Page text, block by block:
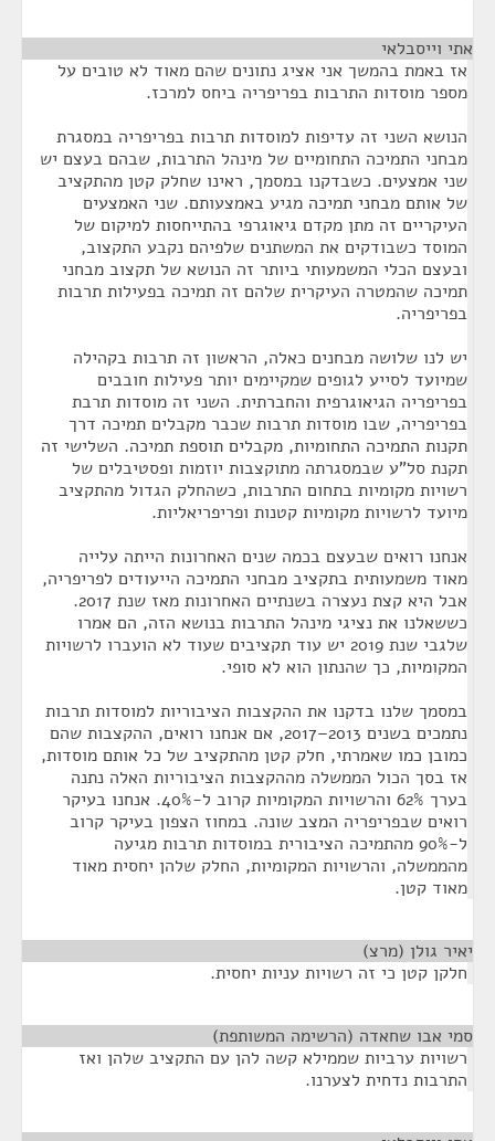
אתי וייסבלאי
אז באמת בהמשך אני אציג נתונים שהם מאוד לא טובים על
מספר מוסדות התרבות בפריפריה ביחס למרכז.
הנושא השני זה עדיפות למוסדות תרבות בפריפריה במסגרת
מבחני התמיכה התחומיים של מינהל התרבות, שבהם בעצם יש
שני אמצעים. כשבדקנו במסמך, ראינו שחלק קטן מהתקציב
של אותם מבחני תמיכה מגיע באמצעותם. שני האמצעים
העיקריים זה מתן מקדם גיאוגרפי בהתייחסות למיקום של
המוסד כשבודקים את המשתנים שלפיהם נקבע התקצוב,
ובעצם הכלי המשמעותי ביותר זה הנושא של תקצוב מבחני
תמיכה שהמטרה העיקרית שלהם זה תמיכה בפעילות תרבות
בפריפריה.
יש לנו שלושה מבחנים כאלה, הראשון זה תרבות בקהילה
שמיועד לסייע לגופים שמקיימים יותר פעילות חובבים
בפריפריה הגיאוגרפית והחברתית. השני זה מוסדות תרבת
בפריפריה, שבו מוסדות תרבות שכבר מקבלים תמיכה דרך
תקנות התמיכה התחומיות, מקבלים תוספת תמיכה. השלישי זה
תקנת סל"ע שבמסגרתה מתוקצבות יוזמות ופסטיבלים של
רשויות מקומיות בתחום התרבות, כשהחלק הגדול מהתקציב
מיועד לרשויות מקומיות קטנות ופריפריאליות.
אנחנו רואים שבעצם בכמה שנים האחרונות הייתה עלייה
מאוד משמעותית בתקציב מבחני התמיכה הייעודים לפריפריה,
אבל היא קצת נעצרה בשנתיים האחרונות מאז שנת 2017.
כששאלנו את נציגי מינהל התרבות בנושא הזה, הם אמרו
שלגבי שנת 2019 יש עוד תקציבים שעוד לא הועברו לרשויות
המקומיות, כך שהנתון הוא לא סופי.
במסמך שלנו בדקנו את ההקצבות הציבוריות למוסדות תרבות
נתמכים בשנים 2013–2017, אם אנחנו רואים, ההקצבות שהם
כמובן כמו שאמרתי, חלק קטן מהתקציב של כל אותם מוסדות,
אז בסך הכול הממשלה מההקצבות הציבוריות האלה נתנה
בערך 62% והרשויות המקומיות קרוב ל-40%. אנחנו בעיקר
רואים שבפריפריה המצב שונה. במחוז הצפון בעיקר קרוב
ל-90% מהתמיכה הציבורית במוסדות תרבות מגיעה
מהממשלה, והרשויות המקומיות, החלק שלהן יחסית מאוד
מאוד קטן.
יאיר גולן (מרצ)
חלקן קטן כי זה רשויות עניות יחסית.
סמי אבו שחאדה (הרשימה המשותפת)
רשויות ערביות שממילא קשה להן עם התקציב שלהן ואז
התרבות נדחית לצערנו.